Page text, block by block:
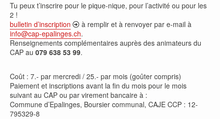
Tu peux t’inscrire pour le pique-nique, pour l’activité ou pour les
2 !
bulletin d’inscription
à remplir et à renvoyer par e-mail à
info@cap-epalinges.ch.
Renseignements complémentaires auprès des animateurs du
CAP au 079 638 53 99.
Coût : 7.- par mercredi / 25.- par mois (goûter compris)
Paiement et inscriptions avant la fin du mois pour le mois
suivant au CAP ou par virement bancaire à :
Commune d’Epalinges, Boursier communal, CAJE CCP : 12-
795329-8